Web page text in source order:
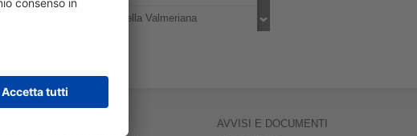
Le macine della Valmeriana
AVVISI E DOCUMENTI